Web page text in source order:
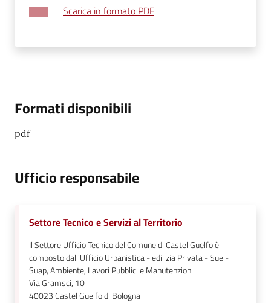
Scarica in formato PDF
Formati disponibili
pdf
Ufficio responsabile
Settore Tecnico e Servizi al Territorio
Il Settore Ufficio Tecnico del Comune di Castel Guelfo è
composto dall'Ufficio Urbanistica - edilizia Privata - Sue -
Suap, Ambiente, Lavori Pubblici e Manutenzioni
Via Gramsci, 10
40023Castel Guelfo di Bologna